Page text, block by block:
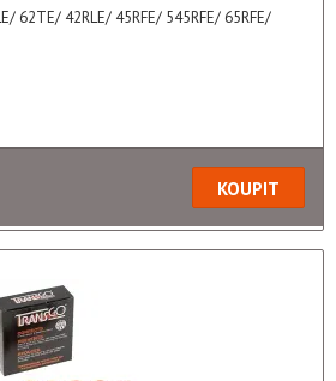
62TE/ 42RLE/ 45RFE/ 545RFE/ 65RFE/